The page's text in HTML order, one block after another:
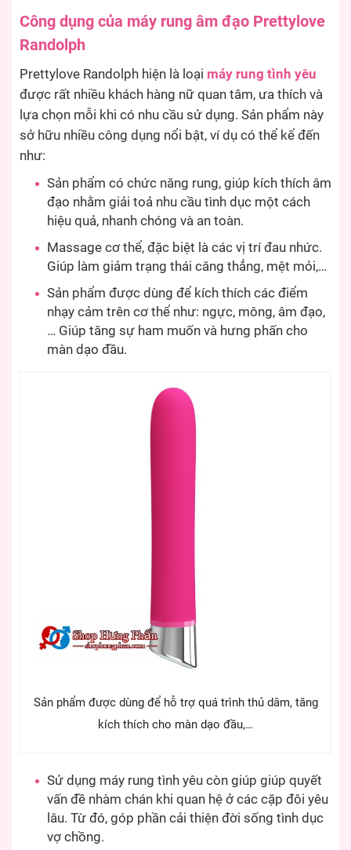
Công dụng của máy rung âm đạo Prettylove
Randolph
Prettylove Randolph hiện là loại máy rung tình yêu
được rất nhiều khách hàng nữ quan tâm, ưa thích và
lựa chọn mỗi khi có nhu cầu sử dụng. Sản phẩm này
sở hữu nhiều công dụng nổi bật, ví dụ có thể kể đến
như:
Sản phẩm có chức năng rung, giúp kích thích âm
đạo nhằm giải toả nhu cầu tình dục một cách
hiệu quả, nhanh chóng và an toàn.
Massage cơ thể, đặc biệt là các vị trí đau nhức.
Giúp làm giảm trạng thái căng thẳng, mệt mỏi,…
Sản phẩm được dùng để kích thích các điểm
nhạy cảm trên cơ thể như: ngực, mông, âm đạo,
… Giúp tăng sự ham muốn và hưng phấn cho
màn dạo đầu.
Sản phẩm được dùng để hỗ trợ quá trình thủ dâm, tăng
kích thích cho màn dạo đầu,…
Sử dụng máy rung tình yêu còn giúp giúp quyết
vấn đề nhàm chán khi quan hệ ở các cặp đôi yêu
lâu. Từ đó, góp phần cải thiện đời sống tình dục
vợ chồng.